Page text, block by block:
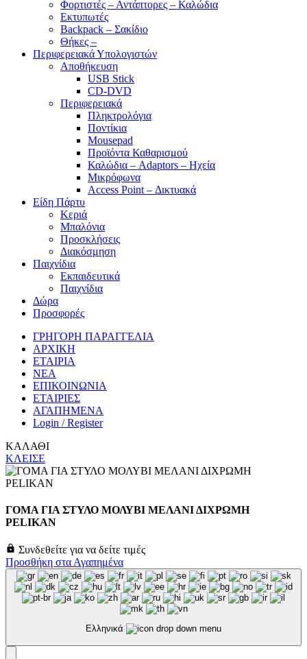
Φορτιστές – Αντάπτορες – Καλώδια
Εκτυπωτές
Backpack – Σακίδιο
Θήκες –
Περιφερειακά Υπολογιστών
Αποθήκευση
USB Stick
CD-DVD
Περιφερειακά
Πληκτρολόγια
Ποντίκια
Mousepad
Προϊόντα Καθαρισμού
Καλώδια – Adaptors – Ηχεία
Μικρόφωνα
Access Point – Δικτυακά
Είδη Πάρτυ
Κεριά
Μπαλόνια
Προσκλήσεις
Διακόσμηση
Παιχνίδια
Εκπαιδευτικά
Παιχνίδια
Δώρα
Προσφορές
ΓΡΗΓΟΡΗ ΠΑΡΑΓΓΕΛΙΑ
ΑΡΧΙΚΗ
ΕΤΑΙΡΙΑ
ΝΕΑ
ΕΠΙΚΟΙΝΩΝΙΑ
ΕΤΑΙΡΙΕΣ
ΑΓΑΠΗΜΕΝΑ
Login / Register
ΚΑΛΑΘΙ
ΚΛΕΙΣΕ
ΓΟΜΑ ΓΙΑ ΣΤΥΛΟ ΜΟΛΥΒΙ ΜΕΛΑΝΙ ΔΙΧΡΩΜΗ
PELIKAN
Συνδεθείτε για να δείτε τιμές
Προσθήκη στα Αγαπημένα
Ελληνικά